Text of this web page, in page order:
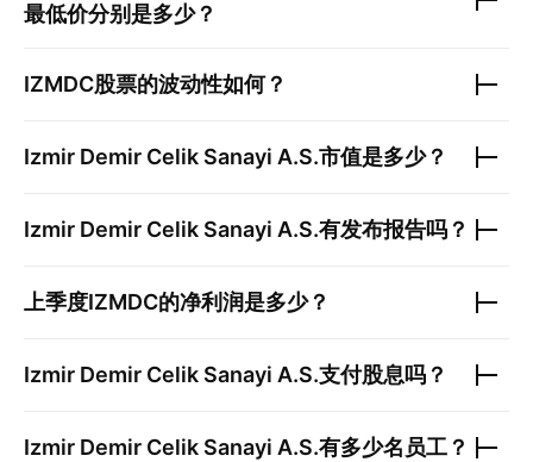
最低价分别是多少？
IZMDC股票的波动性如何？
Izmir Demir Celik Sanayi A.S.市值是多少？
Izmir Demir Celik Sanayi A.S.有发布报告吗？
上季度IZMDC的净利润是多少？
Izmir Demir Celik Sanayi A.S.支付股息吗？
Izmir Demir Celik Sanayi A.S.有多少名员工？